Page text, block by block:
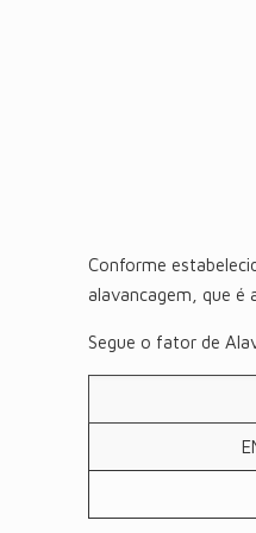
Conforme
alavancagem, que é
Segue o fator de